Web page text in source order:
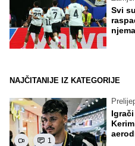
Svi
NAJČITANIJE IZ KATEGORIJE
1